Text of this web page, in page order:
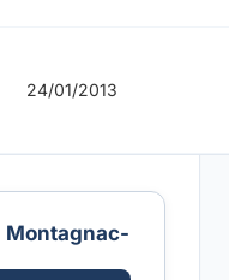
24/01/2013